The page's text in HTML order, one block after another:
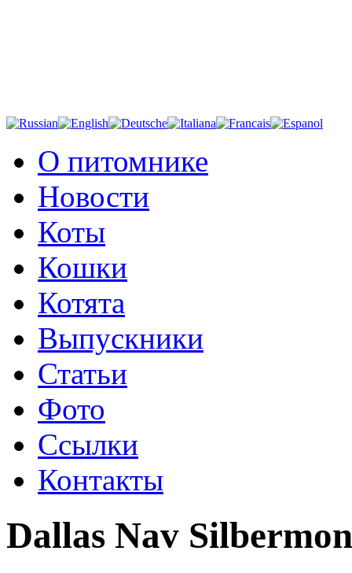
О питомнике
Новости
Коты
Кошки
Котята
Выпускники
Статьи
Фото
Ссылки
Контакты
Dallas Nav